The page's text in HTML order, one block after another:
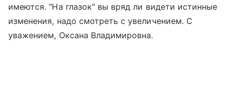
имеются. "На глазок" вы вряд ли видети истинные
изменения, надо смотреть с увеличением. С
уважением, Оксана Владимировна.